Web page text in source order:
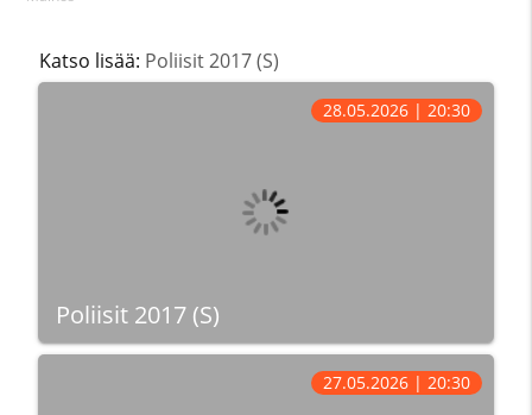
Katso lisää: Poliisit 2017 (S)
Poliisit 2017 (S)
28.05.2026 | 20:30
27.05.2026 | 20:30